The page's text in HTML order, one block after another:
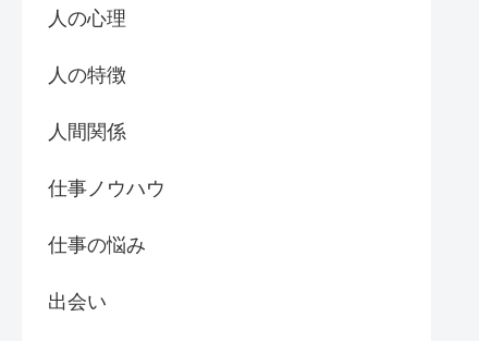
人の心理
人の特徴
人間関係
仕事ノウハウ
仕事の悩み
出会い